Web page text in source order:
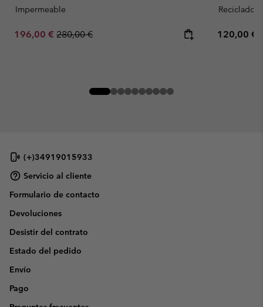
Impermeable
Sale price:
196,00 € Regular price:
280,00 €
Reciclado
Regular
120,00 €
(+)34919015933
Servicio al cliente
Formulario de contacto
Devoluciones
Desistir del contrato
Estado del pedido
Envío
Pago